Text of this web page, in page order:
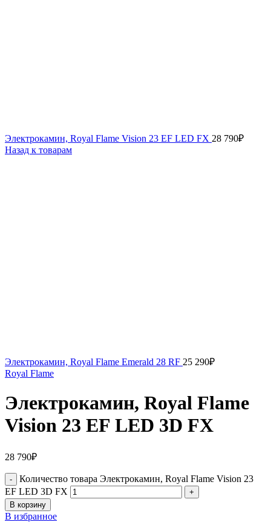
Электрокамин, Royal Flame Vision 23 EF LED FX 28 790₽
Назад к товарам
Электрокамин, Royal Flame Emerald 28 RF 25 290₽
Royal Flame
Электрокамин, Royal Flame
Vision 23 EF LED 3D FX
28 790₽
Количество товара Электрокамин, Royal Flame Vision 23
EF LED 3D FX
В корзину
В избранное